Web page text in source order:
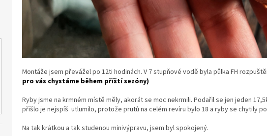
Montáže jsem převážel po 12ti hodinách. V 7 stupňové vodě byla půlka FH
pro vás chystáme během příští sezóny)
Ryby jsme na krmném místě měly, akorát se moc nekrmili. Podařil se jen jeden
přišlo je nejspíš utlumilo, protože prutů na celém revíru bylo 18 a ryby se chytily
Na tak krátkou a tak studenou minivýpravu, jsem byl spokojený.